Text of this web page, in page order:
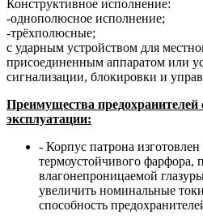
Конструктивное исполнение:
-однополюсное исполнение;
-трёхполюсные;
с ударным устройством для
присоединенным аппаратом или
сигнализации, блокировки и
Преимущества
эксплуатации:
- Корпус патрона
термоустойчивого фарфора,
влагонепроницаемой
увеличить номинальные
способность